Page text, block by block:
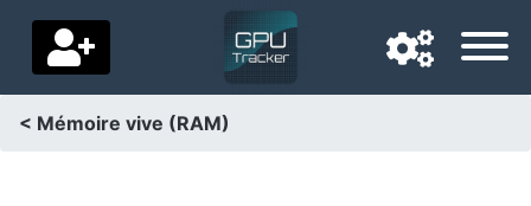
< Mémoire vive (RAM)